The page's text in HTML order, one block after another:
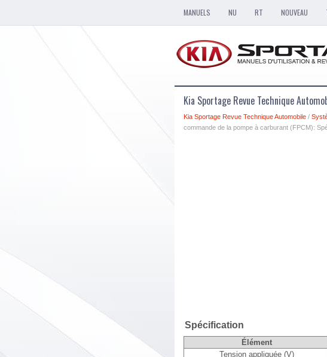
MANUELS NU RT NOUVEAU
Kia Sportage Revue Technique
Kia Sportage Revue Technique Automobile /
commande de la pompe à carburant (FPCM):
Spécification
Élément
Tension appliquée (V)